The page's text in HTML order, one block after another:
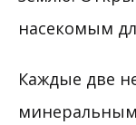
Каждые две